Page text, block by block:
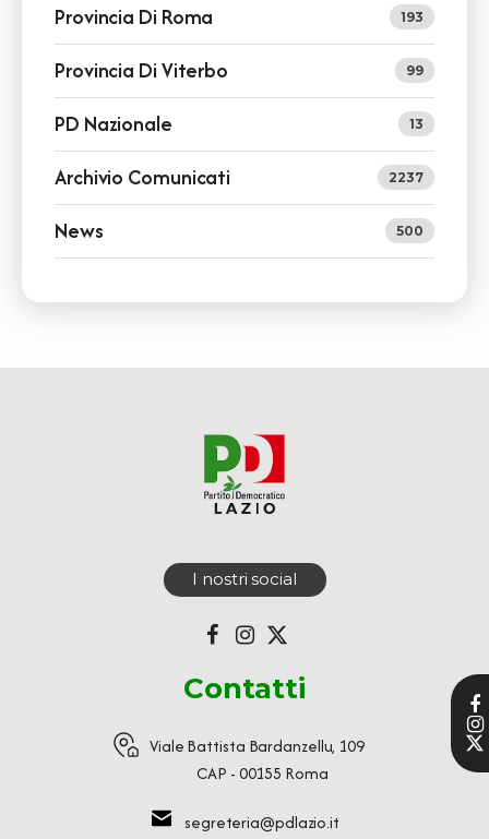
Provincia Di Roma 193
Provincia Di Viterbo 99
PD Nazionale 13
Archivio Comunicati 2237
News 500
I nostri social
Contatti
Viale Battista Bardanzellu, 109
CAP - 00155 Roma
segreteria@pdlazio.it